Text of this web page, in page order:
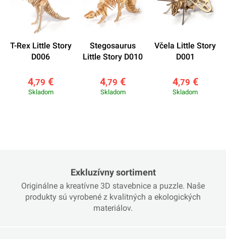
T-Rex Little Story
D006
4,79 €
Skladom
Stegosaurus
Little Story D010
4,79 €
Skladom
Včela Little Story
D001
4,79 €
Skladom
Exkluzívny sortiment
Originálne a kreatívne 3D stavebnice a puzzle. Naše
produkty sú vyrobené z kvalitných a ekologických
materiálov.